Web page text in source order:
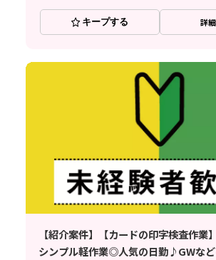
キープする 詳
【紹介案件】【カードの印字検査作業
シンプル軽作業◎人気の日勤♪GWな